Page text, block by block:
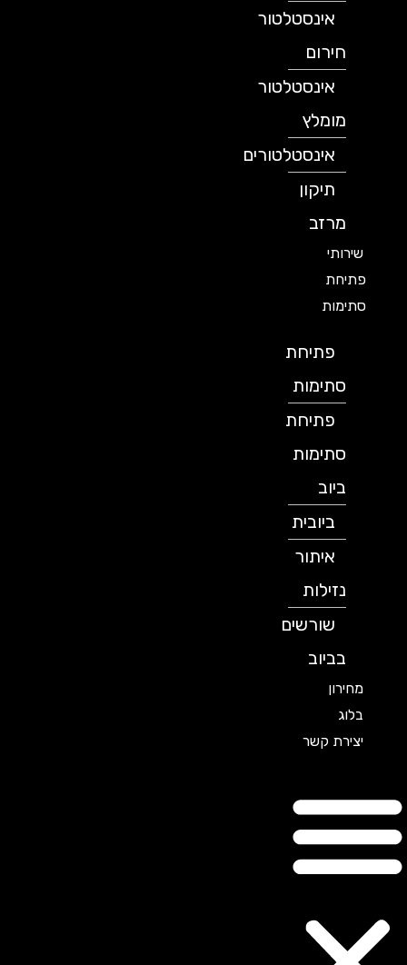
אינסטלטור
חירום
אינסטלטור
מומלץ
אינסטלטורים
תיקון
מרזב
שירותי
פתיחת
סתימות
פתיחת
סתימות
פתיחת
סתימות
ביובית
איתור
נזילות
שורשים
בביוב
מחירון
יצירת קשר